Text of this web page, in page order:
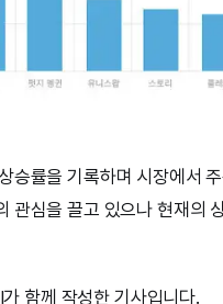
승률을 기록하며 시장에서
관심을 끌고 있으나 현재의
함께 작성한 기사입니다.